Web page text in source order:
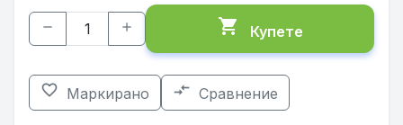
remove add shopping_cart Купете
favorite_border Маркирано compare_arrows Сравнение